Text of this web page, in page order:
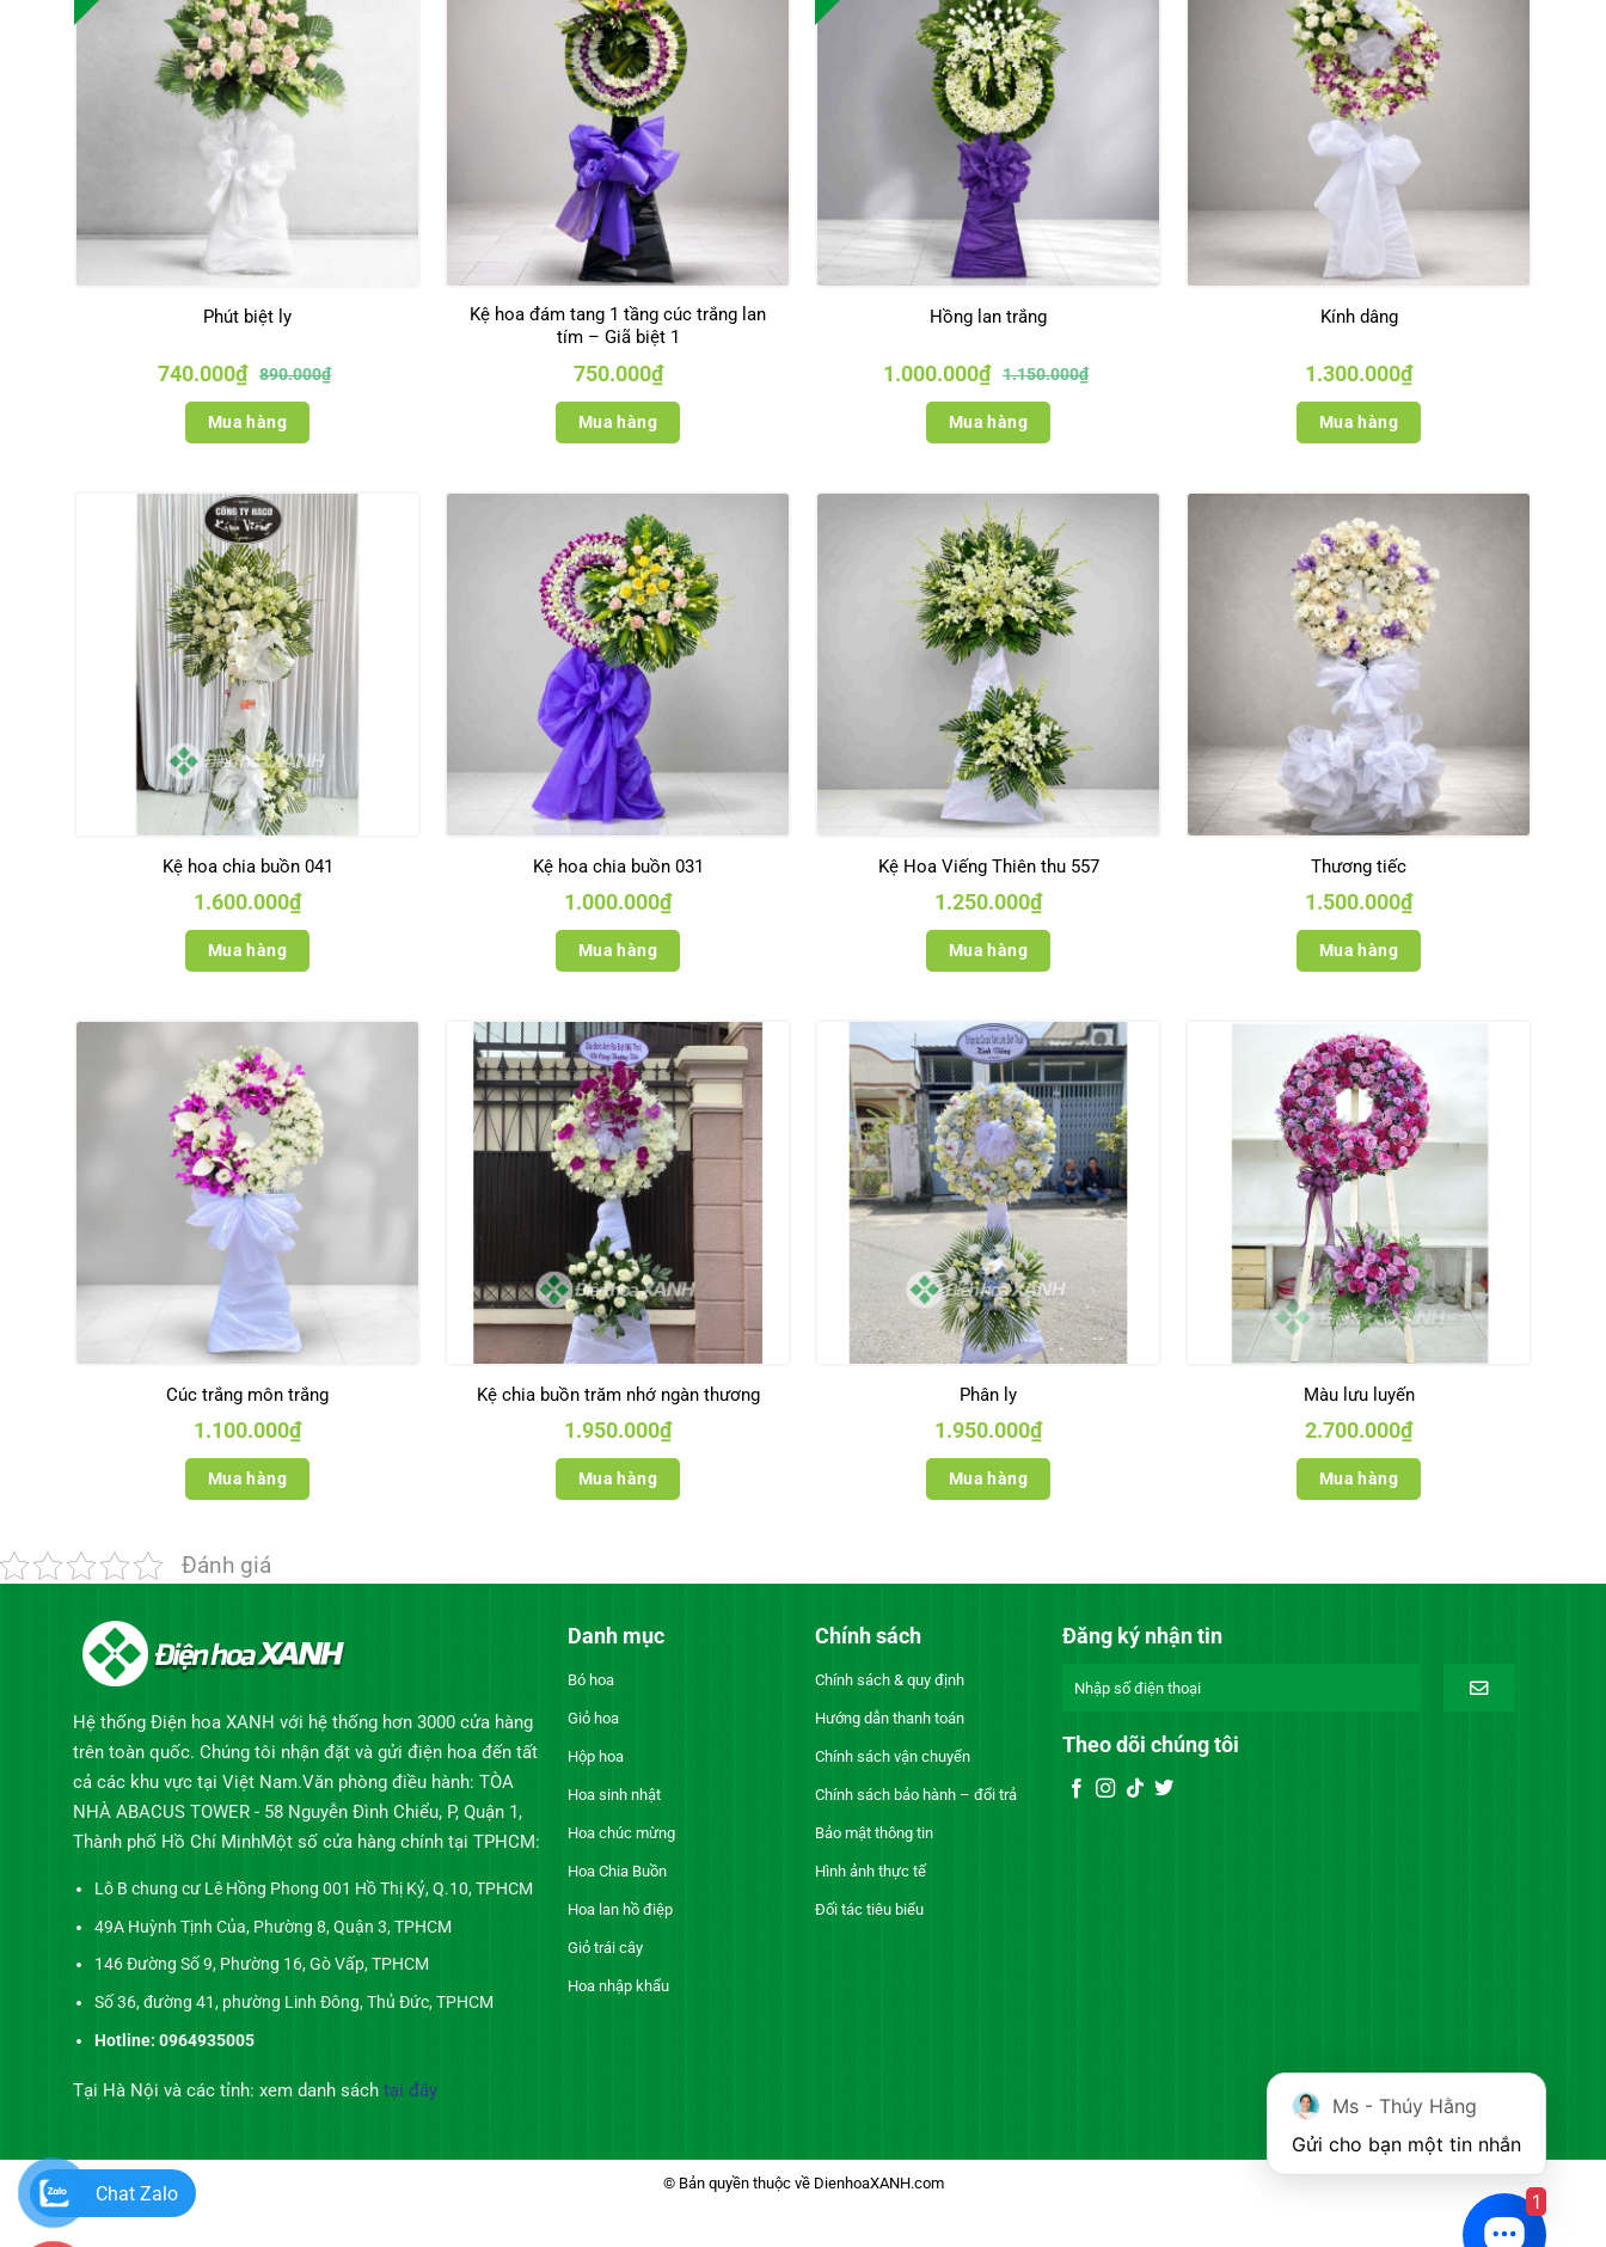
Phút biệt ly
890.000₫
Giá
gốc
là:
890.000₫.
740.000₫Giá
hiện
tại
là:
740.000₫.
Mua hàng
Kệ hoa đám tang 1 tầng cúc trắng lan
tím – Giã biệt 1
750.000₫
Mua hàng
Hồng lan trắng
1.150.000₫
Giá
gốc
là:
1.150.000₫.
1.000.000₫Giá
hiện
tại
là:
1.000.000₫.
Mua hàng
Kính dâng
1.300.000₫
Mua hàng
Kệ hoa chia buồn 041
1.600.000₫
Mua hàng
Kệ hoa chia buồn 031
1.000.000₫
Mua hàng
Kệ Hoa Viếng Thiên thu 557
1.250.000₫
Mua hàng
Thương tiếc
1.500.000₫
Mua hàng
Cúc trắng môn trắng
1.100.000₫
Mua hàng
Kệ chia buồn trăm nhớ ngàn thương
1.950.000₫
Mua hàng
Phân ly
1.950.000₫
Mua hàng
Màu lưu luyến
2.700.000₫
Mua hàng
Đánh giá
Hệ thống Điện hoa XANH với hệ thống hơn 3000 cửa hàng
trên toàn quốc. Chúng tôi nhận đặt và gửi điện hoa đến tất
cả các khu vực tại Việt Nam.Văn phòng điều hành: TÒA
NHÀ ABACUS TOWER - 58 Nguyễn Đình Chiểu, P, Quận 1,
Thành phố Hồ Chí MinhMột số cửa hàng chính tại TPHCM:
Lô B chung cư Lê Hồng Phong 001 Hồ Thị Kỷ, Q.10, TPHCM
49A Huỳnh Tịnh Của, Phường 8, Quận 3, TPHCM
146 Đường Số 9, Phường 16, Gò Vấp, TPHCM
Số 36, đường 41, phường Linh Đông, Thủ Đức, TPHCM
Hotline: 0964935005
Tại Hà Nội và các tỉnh: xem danh sách tại đây
Danh mục
Bó hoa
Giỏ hoa
Hộp hoa
Hoa sinh nhật
Hoa chúc mừng
Hoa Chia Buồn
Hoa lan hồ điệp
Giỏ trái cây
Hoa nhập khẩu
Chính sách
Chính sách & quy định
Hướng dẫn thanh toán
Chính sách vận chuyển
Chính sách bảo hành – đổi trả
Bảo mật thông tin
Hình ảnh thực tế
Đối tác tiêu biểu
Đăng ký nhận tin
Theo dõi chúng tôi
© Bản quyền thuộc về DienhoaXANH.com
Chat Zalo
Ms - Thúy Hằng
Gửi cho bạn một tin nhắn
1